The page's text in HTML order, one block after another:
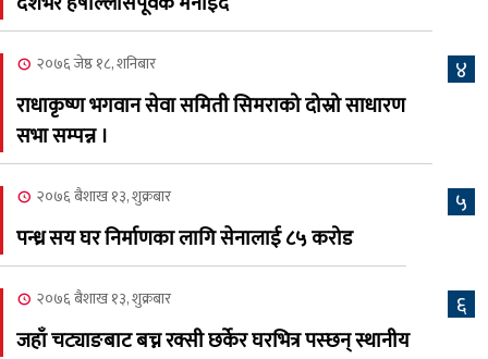
८
क्यालगरी नेपाली मेलाको
अस्मिताको बेजोड प्रस्तुती रहने
४
२०७६ जेष्ठ १८, शनिबार
राधाकृष्ण भगवान सेवा समिती सिमराको दोस्रो साधारण
सभा सम्पन्न ।
५
२०७६ बैशाख १३, शुक्रबार
पन्ध्र सय घर निर्माणका लागि सेनालाई ८५ करोड
६
२०७६ बैशाख १३, शुक्रबार
जहाँ चट्याङबाट बच्न रक्सी छर्केर घरभित्र पस्छन् स्थानीय